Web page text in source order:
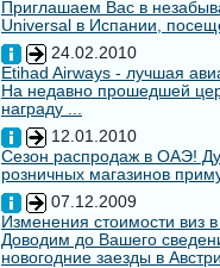
Приглашаем Вас в
Universal в Испании,
24.02.2010
Etihad Airways - лучшая
На недавно прошедшей
награду ...
12.01.2010
Сезон распродаж в ОАЭ!
розничных магазинов
07.12.2009
Изменения стоимости виз
Доводим до Вашего
новогодние заезды в